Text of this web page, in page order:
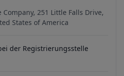
251 Little Falls Drive,
States of America
der Registrierungsstelle